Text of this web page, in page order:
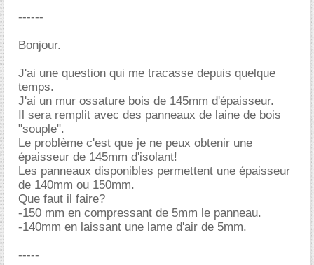
------
Bonjour.
J'ai une question qui me tracasse depuis quelque
temps.
J'ai un mur ossature bois de 145mm d'épaisseur.
Il sera remplit avec des panneaux de laine de bois
"souple".
Le problème c'est que je ne peux obtenir une
épaisseur de 145mm d'isolant!
Les panneaux disponibles permettent une épaisseur
de 140mm ou 150mm.
Que faut il faire?
-150 mm en compressant de 5mm le panneau.
-140mm en laissant une lame d'air de 5mm.
-----